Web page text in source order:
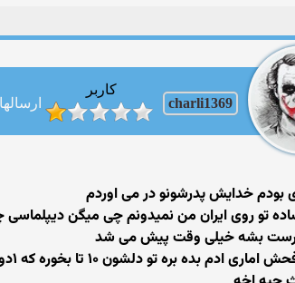
charli1369
کاربر
ارسالها:
بودم خدایش پدرشونو در می اوردم
تو روی ایران من نمیدونم چی میگن
درست بشه خیلی وقت پیش می شد
ادم بده بره تو دلشون ۱۰ تا بخوره که ۱دونه میتونه بزنه